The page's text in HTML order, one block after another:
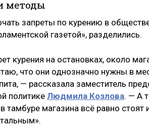
методы
запреты по курению в
газетой», разделились.
курения на остановках, около
что они однозначно нужны в
— рассказала заместитель
политике Людмила Козлова. — А
тамбуре магазина всё равно стоят